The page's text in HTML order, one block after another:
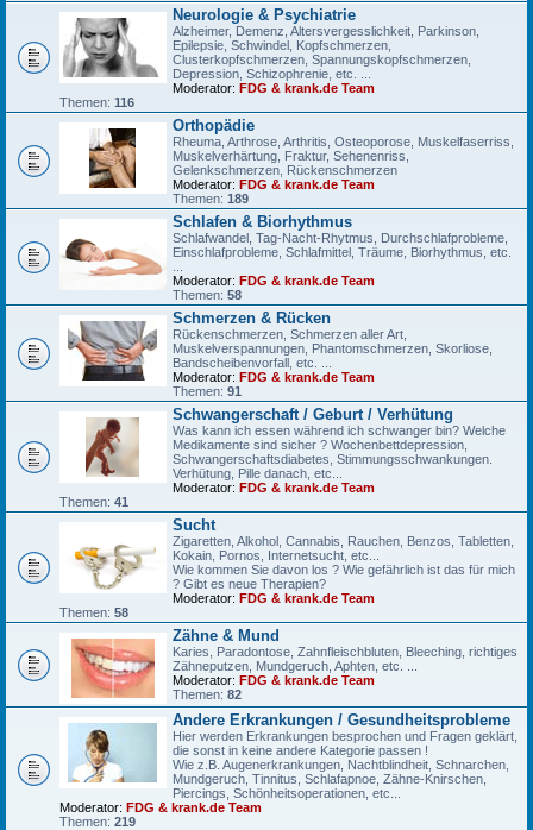
Neurologie & Psychiatrie
Alzheimer, Demenz, Altersvergesslichkeit, Parkinson,
Epilepsie, Schwindel, Kopfschmerzen,
Clusterkopfschmerzen, Spannungskopfschmerzen,
Depression, Schizophrenie, etc. ...
Moderator: FDG & krank.de Team
Themen: 116
Orthopädie
Rheuma, Arthrose, Arthritis, Osteoporose, Muskelfaserriss,
Muskelverhärtung, Fraktur, Sehenenriss,
Gelenkschmerzen, Rückenschmerzen
Moderator: FDG & krank.de Team
Themen: 189
Schlafen & Biorhythmus
Schlafwandel, Tag-Nacht-Rhytmus, Durchschlafprobleme,
Einschlafprobleme, Schlafmittel, Träume, Biorhythmus, etc.
Moderator: FDG & krank.de Team
Themen: 58
Schmerzen & Rücken
Rückenschmerzen, Schmerzen aller Art,
Muskelverspannungen, Phantomschmerzen, Skorliose,
Bandscheibenvorfall, etc. ...
Moderator: FDG & krank.de Team
Themen: 91
Schwangerschaft / Geburt / Verhütung
Was kann ich essen während ich schwanger bin? Welche
Medikamente sind sicher ? Wochenbettdepression,
Schwangerschaftsdiabetes, Stimmungsschwankungen.
Verhütung, Pille danach, etc...
Moderator: FDG & krank.de Team
Themen: 41
Sucht
Zigaretten, Alkohol, Cannabis, Rauchen, Benzos, Tabletten,
Kokain, Pornos, Internetsucht, etc...
Wie kommen Sie davon los ? Wie gefährlich ist das für mich
? Gibt es neue Therapien?
Moderator: FDG & krank.de Team
Themen: 58
Zähne & Mund
Karies, Paradontose, Zahnfleischbluten, Bleeching, richtiges
Zähneputzen, Mundgeruch, Aphten, etc. ...
Moderator: FDG & krank.de Team
Themen: 82
Andere Erkrankungen / Gesundheitsprobleme
Hier werden Erkrankungen besprochen und Fragen geklärt,
die sonst in keine andere Kategorie passen !
Wie z.B. Augenerkrankungen, Nachtblindheit, Schnarchen,
Mundgeruch, Tinnitus, Schlafapnoe, Zähne-Knirschen,
Piercings, Schönheitsoperationen, etc...
Moderator: FDG & krank.de Team
Themen: 219